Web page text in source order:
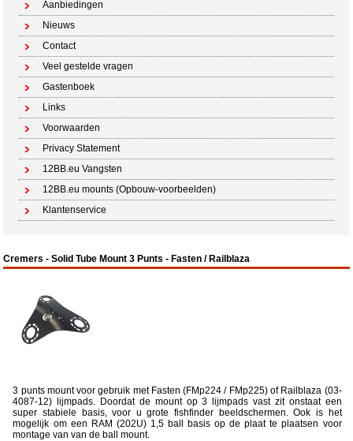
Aanbiedingen
Nieuws
Contact
Veel gestelde vragen
Gastenboek
Links
Voorwaarden
Privacy Statement
12BB.eu Vangsten
12BB.eu mounts (Opbouw-voorbeelden)
Klantenservice
Cremers - Solid Tube Mount 3 Punts - Fasten / Railblaza
3 punts mount voor gebruik met Fasten (FMp224 / FMp225) of Railblaza (03-
4087-12) lijmpads. Doordat de mount op 3 lijmpads vast zit onstaat een
super stabiele basis, voor u grote fishfinder beeldschermen. Ook is het
mogelijk om een RAM (202U) 1,5 ball basis op de plaat te plaatsen voor
montage van van de ball mount.